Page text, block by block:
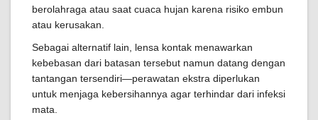
berolahraga atau saat cuaca hujan karena risiko embun
atau kerusakan.
Sebagai alternatif lain, lensa kontak menawarkan
kebebasan dari batasan tersebut namun datang dengan
tantangan tersendiri—perawatan ekstra diperlukan
untuk menjaga kebersihannya agar terhindar dari infeksi
mata.